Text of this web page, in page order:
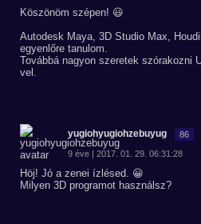
Köszönöm szépen! 😃
Autodesk Maya, 3D Studio Max,
egyenlőre tanulom.
Továbbá nagyon szeretek szórakozni
vel.
yugiohyugiohzebuyug 86
9 éve | 2017. 01. 29. 06:31:28
Höj! Jó a zenei ízlésed. 😀
Milyen 3D programot használsz?